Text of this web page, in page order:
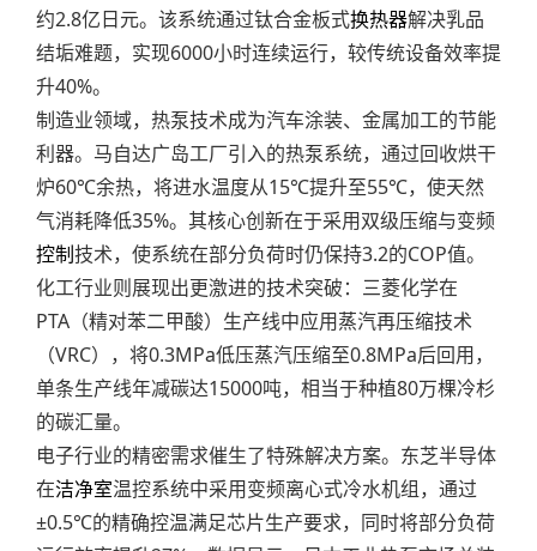
约2.8亿日元。该系统通过钛合金板式换热器解决乳品
结垢难题，实现6000小时连续运行，较传统设备效率提
升40%。
制造业领域，热泵技术成为汽车涂装、金属加工的节能
利器。马自达广岛工厂引入的热泵系统，通过回收烘干
炉60℃余热，将进水温度从15℃提升至55℃，使天然
气消耗降低35%。其核心创新在于采用双级压缩与变频
控制技术，使系统在部分负荷时仍保持3.2的COP值。
化工行业则展现出更激进的技术突破：三菱化学在
PTA（精对苯二甲酸）生产线中应用蒸汽再压缩技术
（VRC），将0.3MPa低压蒸汽压缩至0.8MPa后回用，
单条生产线年减碳达15000吨，相当于种植80万棵冷杉
的碳汇量。
电子行业的精密需求催生了特殊解决方案。东芝半导体
在洁净室温控系统中采用变频离心式冷水机组，通过
±0.5℃的精确控温满足芯片生产要求，同时将部分负荷